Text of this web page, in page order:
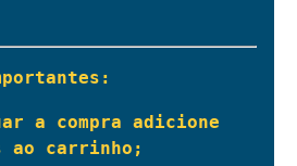
a compra adicione
ao carrinho;